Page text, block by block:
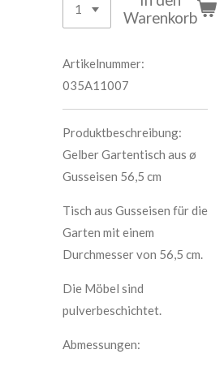
Warenkorb
Artikelnummer:
035A11007
Produktbeschreibung:
Gelber Gartentisch aus ø
Gusseisen 56,5 cm
Tisch aus Gusseisen für die
Garten mit einem
Durchmesser von 56,5 cm.
Die Möbel sind
pulverbeschichtet.
Abmessungen: